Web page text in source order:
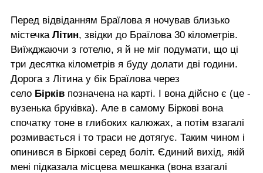
Перед відвіданням Браїлова я ночував близько
містечка Літин, звідки до Браїлова 30 кілометрів.
Виїжджаючи з готелю, я й не міг подумати, що ці
три десятка кілометрів я буду долати дві години.
Дорога з Літина у бік Браїлова через
село Бірків позначена на карті. І вона дійсно є (це -
вузенька бруківка). Але в самому Біркові вона
спочатку тоне в глибоких калюжах, а потім взагалі
розмивається і то траси не дотягує. Таким чином і
опинився в Біркові серед боліт. Єдиний вихід, якій
мені підказала місцева мешканка (вона взагалі